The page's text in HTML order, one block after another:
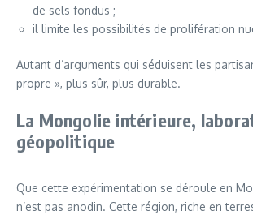
de sels fondus ;
il limite les possibilités de prolifération
Autant d’arguments qui séduisent les
propre », plus sûr, plus durable.
La Mongolie intérieure,
géopolitique
Que cette expérimentation se déroule en
n’est pas anodin. Cette région, riche en